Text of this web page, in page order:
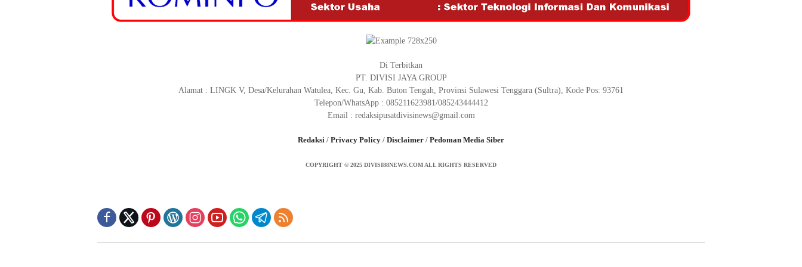
Di Terbitkan
PT. DIVISI JAYA GROUP
Alamat : LINGK V, Desa/Kelurahan Watulea, Kec. Gu, Kab. Buton Tengah, Provinsi Sulawesi Tenggara (Sultra), Kode Pos: 93761
Telepon/WhatsApp : 085211623981/085243444412
Email : redaksipusatdivisinews@gmail.com
Redaksi / Privacy Policy / Disclaimer / Pedoman Media Siber
COPYRIGHT © 2025 DIVISI88NEWS.COM ALL RIGHTS RESERVED